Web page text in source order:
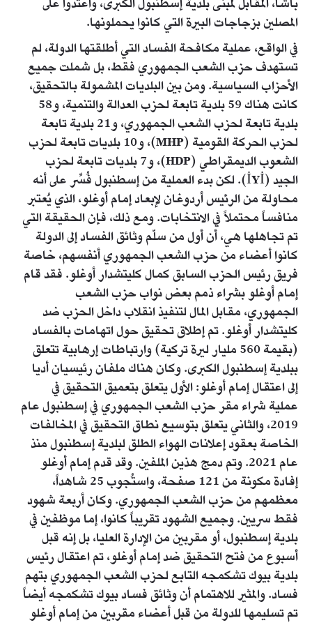
باشا، المقابل لمبنى بلدية إسطنبول الكبرى، واعتدوا على
المصلين بزجاجات البيرة التي كانوا يحملونها.
في الواقع، عملية مكافحة الفساد التي أطلقتها الدولة، لم
تستهدف حزب الشعب الجمهوري فقط، بل شملت جميع
الأحزاب السياسية. ومن بين البلديات المشمولة بالتحقيق،
كانت هناك 59 بلدية تابعة لحزب العدالة والتنمية، و58
بلدية تابعة لحزب الشعب الجمهوري، و21 بلدية تابعة
لحزب الحركة القومية (MHP)، و10 بلديات تابعة لحزب
الشعوب الديمقراطي (HDP)، و7 بلديات تابعة لحزب
الجيد (İYİ). لكن بدء العملية من إسطنبول فُسِّر على أنه
محاولة من الرئيس أردوغان لإبعاد إمام أوغلو، الذي يُعتبر
منافساً محتملاً في الانتخابات. ومع ذلك، فإن الحقيقة التي
تم تجاهلها هي، أن أول من سلّم وثائق الفساد إلى الدولة
كانوا أعضاء من حزب الشعب الجمهوري أنفسهم، خاصة
فريق رئيس الحزب السابق كمال كليتشدار أوغلو. فقد قام
إمام أوغلو بشراء ذمم بعض نواب حزب الشعب
الجمهوري، مقابل المال لتنفيذ انقلاب داخل الحزب ضد
كليتشدار أوغلو. تم إطلاق تحقيق حول اتهامات بالفساد
(بقيمة 560 مليار ليرة تركية) وارتباطات إرهابية تتعلق
ببلدية إسطنبول الكبرى. وكان هناك ملفان رئيسيان أديا
إلى اعتقال إمام أوغلو: الأول يتعلق بتعميق التحقيق في
عملية شراء مقر حزب الشعب الجمهوري في إسطنبول عام
2019، والثاني يتعلق بتوسيع نطاق التحقيق في المخالفات
الخاصة بعقود إعلانات الهواء الطلق لبلدية إسطنبول منذ
عام 2021. وتم دمج هذين الملفين. وقد قدم إمام أوغلو
إفادة مكونة من 121 صفحة، واستُجوب 25 شاهداً،
معظمهم من حزب الشعب الجمهوري. وكان أربعة شهود
فقط سريين. وجميع الشهود تقريباً كانوا، إما موظفين في
بلدية إسطنبول، أو مقربين من الإدارة العليا، بل إنه قبل
أسبوع من فتح التحقيق ضد إمام أوغلو، تم اعتقال رئيس
بلدية بيوك تشكمجه التابع لحزب الشعب الجمهوري بتهم
فساد. والمثير للاهتمام أن وثائق فساد بيوك تشكمجه أيضاً
تم تسليمها للدولة من قبل أعضاء مقربين من إمام أوغلو